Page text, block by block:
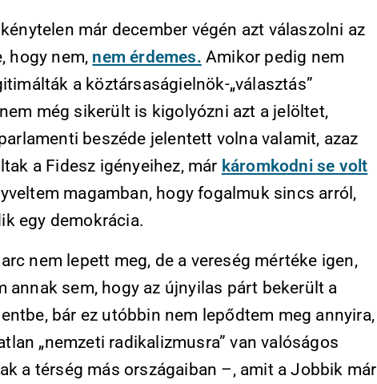
már december végén azt válaszolni az
hogy nem, nem érdemes. Amikor pedig nem
a köztársaságielnök-„választás”
még sikerült is kigolyózni azt a jelöltet,
beszéde jelentett volna valamit, azaz
a Fidesz igényeihez, már káromkodni se volt
magamban, hogy fogalmuk sincs arról,
egy demokrácia.
nem lepett meg, de a vereség mértéke igen,
annak sem, hogy az újnyilas párt bekerült a
bár ez utóbbin nem lepődtem meg annyira,
„nemzeti radikalizmusra” van valóságos
a térség más országaiban –, amit a Jobbik már